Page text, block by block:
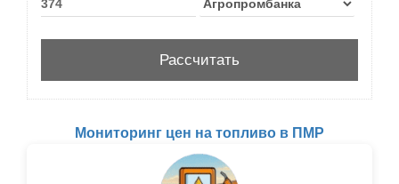
Мониторинг цен на топливо в ПМР